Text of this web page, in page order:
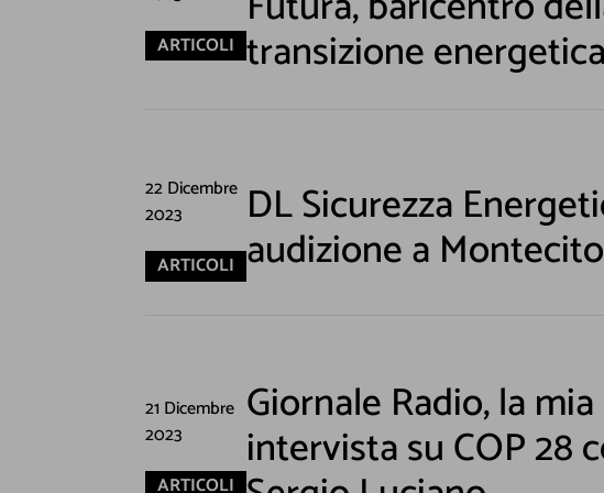
ARTICOLI transizione energetica
22 Dicembre
2023
ARTICOLI
DL Sicurezza
audizione a
21 Dicembre
2023
ARTICOLI
Giornale Radio, la mia
intervista su COP 28